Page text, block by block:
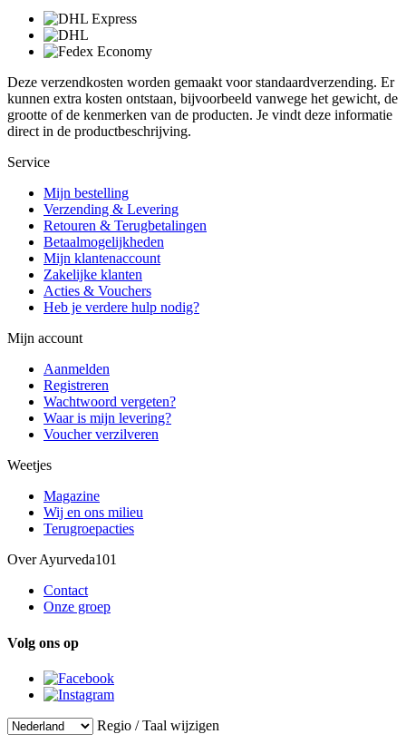
Deze verzendkosten worden gemaakt voor standaardverzending. Er
kunnen extra kosten ontstaan, bijvoorbeeld vanwege het gewicht, de
grootte of de kenmerken van de producten. Je vindt deze informatie
direct in de productbeschrijving.
Service
Mijn bestelling
Verzending & Levering
Retouren & Terugbetalingen
Betaalmogelijkheden
Mijn klantenaccount
Zakelijke klanten
Acties & Vouchers
Heb je verdere hulp nodig?
Mijn account
Aanmelden
Registreren
Wachtwoord vergeten?
Waar is mijn levering?
Voucher verzilveren
Weetjes
Magazine
Wij en ons milieu
Terugroepacties
Over Ayurveda101
Contact
Onze groep
Volg ons op
Regio / Taal wijzigen